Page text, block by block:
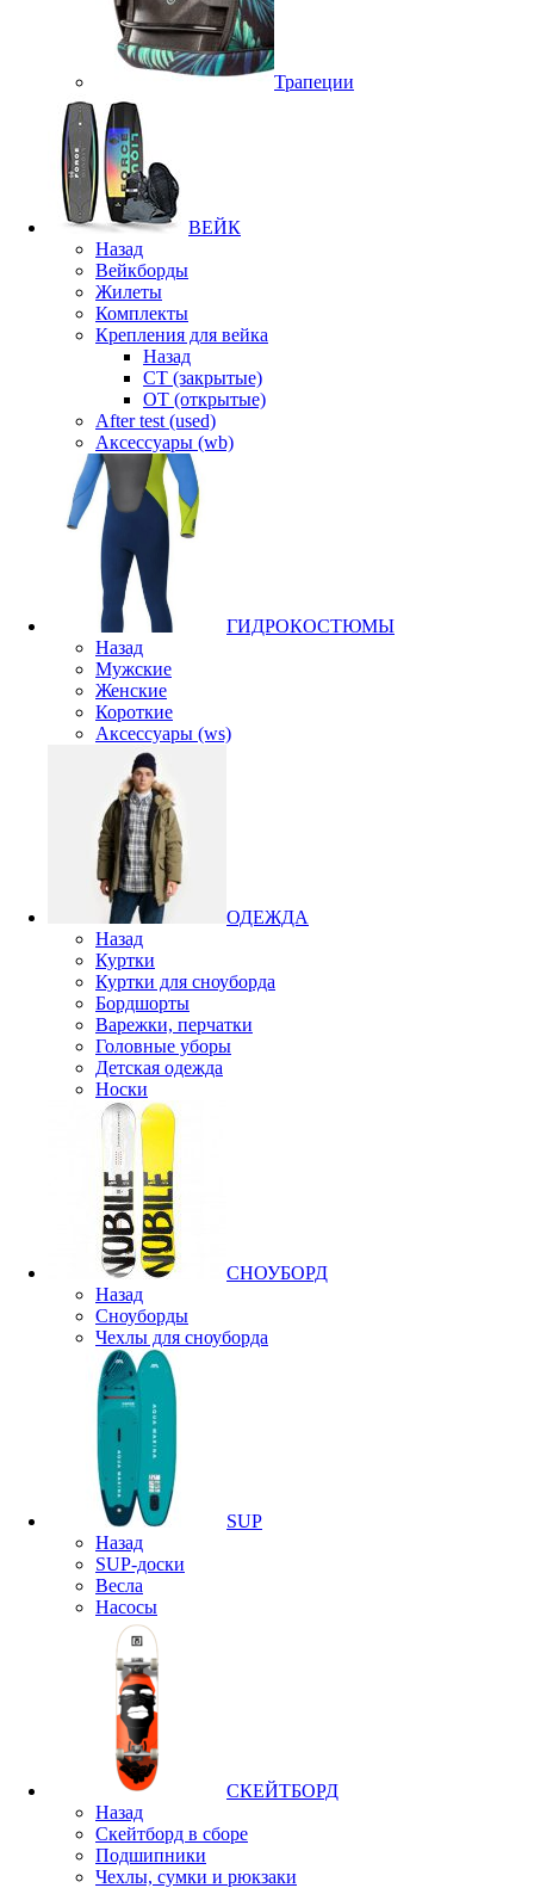
Трапеции
ВЕЙК
Назад
Вейкборды
Жилеты
Комплекты
Крепления для вейка
Назад
CT (закрытые)
OT (открытые)
After test (used)
Аксессуары (wb)
ГИДРОКОСТЮМЫ
Назад
Мужские
Женские
Короткие
Аксессуары (ws)
ОДЕЖДА
Назад
Куртки
Куртки для сноуборда
Бордшорты
Варежки, перчатки
Головные уборы
Детская одежда
Носки
СНОУБОРД
Назад
Сноуборды
Чехлы для сноуборда
SUP
Назад
SUP-доски
Весла
Насосы
СКЕЙТБОРД
Назад
Скейтборд в сборе
Подшипники
Чехлы, сумки и рюкзаки